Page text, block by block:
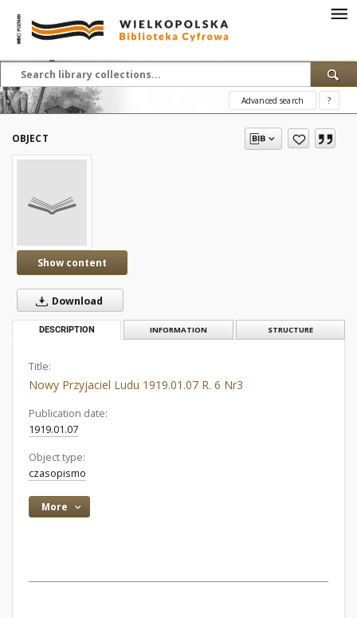
Advanced search ?
OBJECT
Show content
Download
DESCRIPTION INFORMATION STRUCTURE
Title:
Nowy Przyjaciel Ludu 1919.01.07 R. 6 Nr3
Publication date:
1919.01.07
Object type:
czasopismo
More